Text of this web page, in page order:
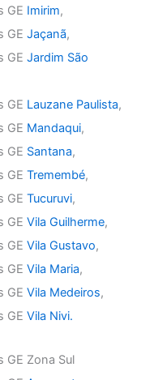
GE Imirim,
GEJaçanã,
GEJardim São
GE Lauzane Paulista,
GE Mandaqui,
GE Santana,
GETremembé,
GETucuruvi,
GEVila Guilherme,
GEVila Gustavo,
GEVila Maria,
GEVila Medeiros,
GEVila Nivi.
GE Zona Sul